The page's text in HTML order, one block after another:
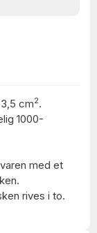
cm2.
1000-
med et
rives i to.